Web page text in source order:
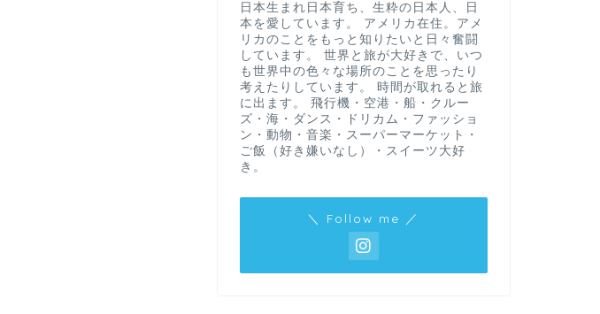
日本生まれ日本育ち、生粋の日本人、日
本を愛しています。 アメリカ在住。アメ
リカのことをもっと知りたいと日々奮闘
しています。 世界と旅が大好きで、いつ
も世界中の色々な場所のことを思ったり
考えたりしています。 時間が取れると旅
に出ます。 飛行機・空港・船・クルー
ズ・海・ダンス・ドリカム・ファッショ
ン・動物・音楽・スーパーマーケット・
ご飯（好き嫌いなし）・スイーツ大好
き。
＼ Follow me ／